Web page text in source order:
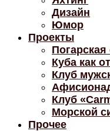
Дизайн
Юмор
Проекты
Погарская
Куба как
Клуб
Клуб
Морской
Прочее